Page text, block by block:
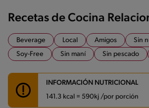
Recetas de Cocina
Beverage Local Amigos
Sin
Soy-Free
Sin maní Sin pescado
INFORMACIÓN NUTRICIONAL
141.3 kcal = 590kj /por porción